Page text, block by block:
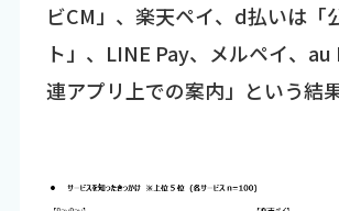
ビCM」、楽天ペイ、d払いは「
ト」、LINE Pay、メルペイ、au
連アプリ上での案内」という結